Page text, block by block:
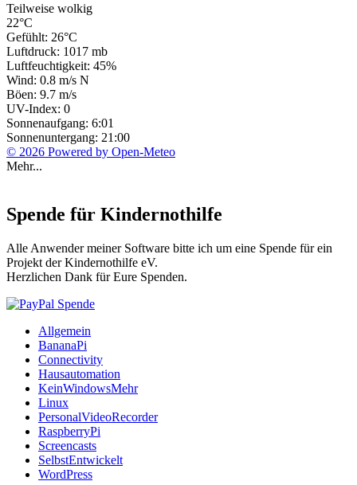
Teilweise wolkig
22°C
Gefühlt: 26°C
Luftdruck: 1017 mb
Luftfeuchtigkeit: 45%
Wind: 0.8 m/s N
Böen: 9.7 m/s
UV-Index: 0
Sonnenaufgang: 6:01
Sonnenuntergang: 21:00
© 2026 Powered by Open-Meteo
Mehr...
Spende für Kindernothilfe
Alle Anwender meiner Software bitte ich um eine Spende für ein
Projekt der Kindernothilfe eV.
Herzlichen Dank für Eure Spenden.
Allgemein
BananaPi
Connectivity
Hausautomation
KeinWindowsMehr
Linux
PersonalVideoRecorder
RaspberryPi
Screencasts
SelbstEntwickelt
WordPress